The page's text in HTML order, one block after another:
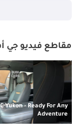
مقاطع فيديو جي
Yukon - Ready For Any
Adventure